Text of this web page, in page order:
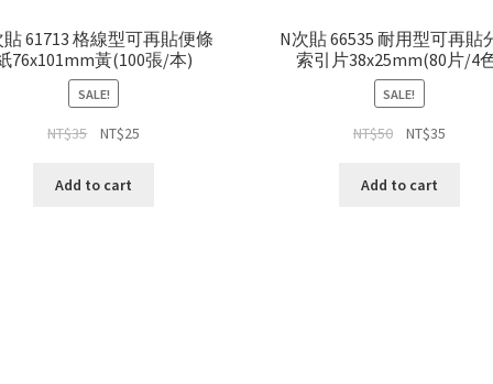
61713 格線型可再貼便條
76x101mm黃(100張/本)
SALE!
NT$35 NT$25
Add to cart
N次貼 66535 耐用型可再貼
索引片38x25mm(80片/4
SALE!
NT$50 NT$35
Add to cart